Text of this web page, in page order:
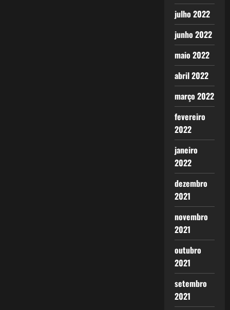
julho 2022
junho 2022
maio 2022
abril 2022
março 2022
fevereiro
2022
janeiro
2022
dezembro
2021
novembro
2021
outubro
2021
setembro
2021